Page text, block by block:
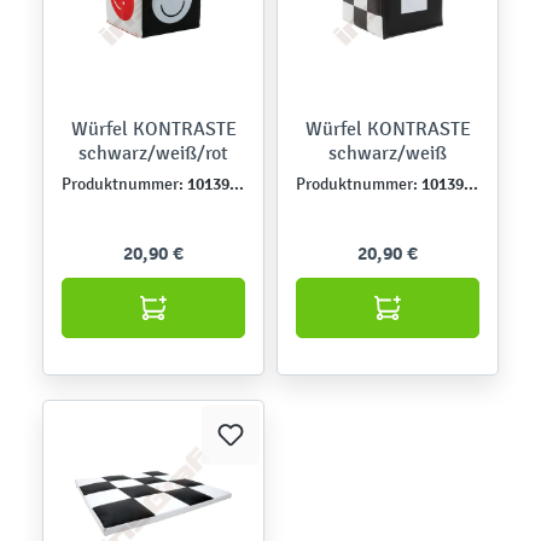
Würfel KONTRASTE
schwarz/weiß/rot
Produktnummer: 101395PU
20,90 €
Würfel KONTRASTE
schwarz/weiß
Produktnummer: 101394PU
20,90 €